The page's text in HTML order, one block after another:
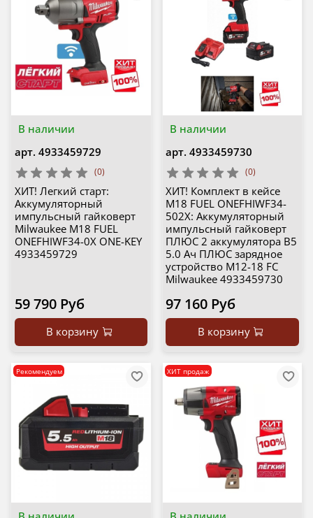
В наличии
арт. 4933459729
(0)
ХИТ! Легкий старт:
Аккумуляторный
импульсный гайковерт
Milwaukee M18 FUEL
ONEFHIWF34-0X ONE-KEY
4933459729
59 790 Руб
В корзину
В наличии
арт. 4933459730
(0)
ХИТ! Комплект в кейсе
M18 FUEL ONEFHIWF34-
502X: Аккумуляторный
импульсный гайковерт
ПЛЮС 2 аккумулятора B5
5.0 Ач ПЛЮС зарядное
устройство M12-18 FC
Milwaukee 4933459730
97 160 Руб
В корзину
Рекомендуем ХИТ продаж